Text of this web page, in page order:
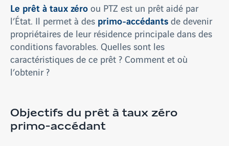
Le prêt à taux zéroou PTZ est un prêt aidé par
l’État. Il permet à des primo-accédantsde devenir
propriétaires de leur résidence principale dans des
conditions favorables. Quelles sont les
caractéristiques de ce prêt ? Comment et où
l’obtenir ?
Objectifs du prêt à taux zéro
primo-accédant